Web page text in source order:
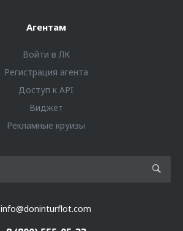
Агентам
Войти в ЛК
Регистрация агента
Доступ к API
Виджет
Рекламные круизы
info@doninturflot.com